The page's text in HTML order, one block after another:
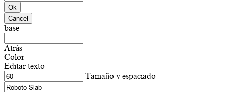
Ok
Cancel
base
Atrás
Color
Editar texto
Tamaño y espaciado